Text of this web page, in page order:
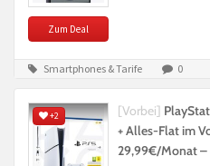
Zum Deal
Smartphones & Tarife 0
+2 [Vorbei]
+ Alles-Flat im
29,99€/Monat